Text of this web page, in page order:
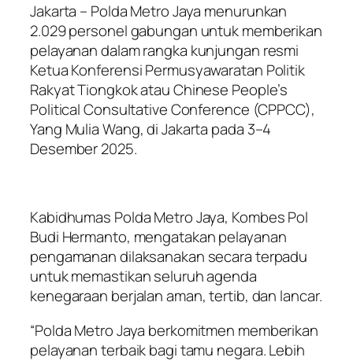
Jakarta – Polda Metro Jaya menurunkan
2.029 personel gabungan untuk memberikan
pelayanan dalam rangka kunjungan resmi
Ketua Konferensi Permusyawaratan Politik
Rakyat Tiongkok atau Chinese People’s
Political Consultative Conference (CPPCC),
Yang Mulia Wang, di Jakarta pada 3–4
Desember 2025.
Kabidhumas Polda Metro Jaya, Kombes Pol
Budi Hermanto, mengatakan pelayanan
pengamanan dilaksanakan secara terpadu
untuk memastikan seluruh agenda
kenegaraan berjalan aman, tertib, dan lancar.
“Polda Metro Jaya berkomitmen memberikan
pelayanan terbaik bagi tamu negara. Lebih